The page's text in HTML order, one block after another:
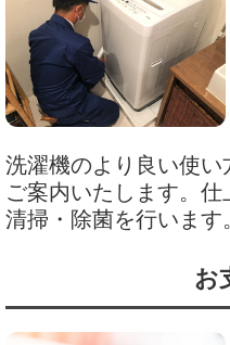
洗濯機のより良い使い
ご案内いたします。
清掃・除菌を行います
お